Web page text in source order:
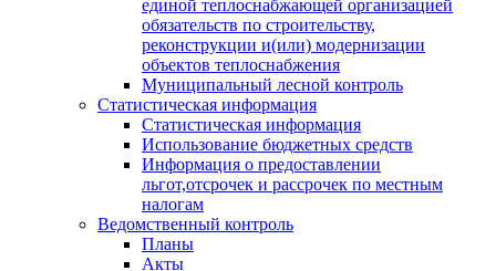
единой теплоснабжающей организацией
обязательств по строительству,
реконструкции и(или) модернизации
объектов теплоснабжения
Муниципальный лесной контроль
Статистическая информация
Статистическая информация
Использование бюджетных средств
Информация о предоставлении
льгот,отсрочек и рассрочек по местным
налогам
Ведомственный контроль
Планы
Акты